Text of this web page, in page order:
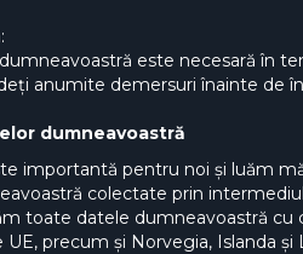
este necesară în
anumite demersuri înainte de
dumneavoastră
importantă pentru noi și luăm
colectate prin
toate datele dumneavoastră cu
precum și Norvegia, Islanda și